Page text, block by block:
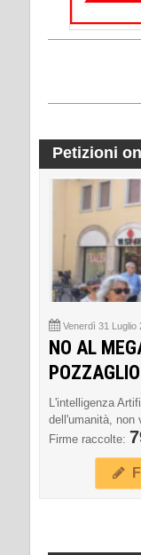
Petizioni
Venerdì 31 Luglio
NO AL
POZZAGLIO
L'intelligenza
dell'umanità, non
Firme raccolte: